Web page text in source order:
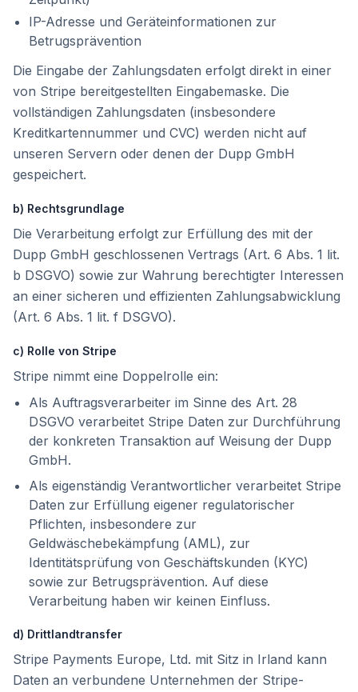
IP-Adresse und Geräteinformationen zur
Betrugsprävention
Die Eingabe der Zahlungsdaten erfolgt direkt in einer
von Stripe bereitgestellten Eingabemaske. Die
vollständigen Zahlungsdaten (insbesondere
Kreditkartennummer und CVC) werden nicht auf
unseren Servern oder denen der Dupp GmbH
gespeichert.
b) Rechtsgrundlage
Die Verarbeitung erfolgt zur Erfüllung des mit der
Dupp GmbH geschlossenen Vertrags (Art. 6 Abs. 1 lit.
b DSGVO) sowie zur Wahrung berechtigter Interessen
an einer sicheren und effizienten Zahlungsabwicklung
(Art. 6 Abs. 1 lit. f DSGVO).
c) Rolle von Stripe
Stripe nimmt eine Doppelrolle ein:
Als Auftragsverarbeiter im Sinne des Art. 28
DSGVO verarbeitet Stripe Daten zur Durchführung
der konkreten Transaktion auf Weisung der Dupp
GmbH.
Als eigenständig Verantwortlicher verarbeitet Stripe
Daten zur Erfüllung eigener regulatorischer
Pflichten, insbesondere zur
Geldwäschebekämpfung (AML), zur
Identitätsprüfung von Geschäftskunden (KYC)
sowie zur Betrugsprävention. Auf diese
Verarbeitung haben wir keinen Einfluss.
d) Drittlandtransfer
Stripe Payments Europe, Ltd. mit Sitz in Irland kann
Daten an verbundene Unternehmen der Stripe-